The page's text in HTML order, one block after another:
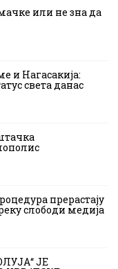
или не зна да
Нагасакија:
света данас
прерастају
слободи медија
ЈЕ